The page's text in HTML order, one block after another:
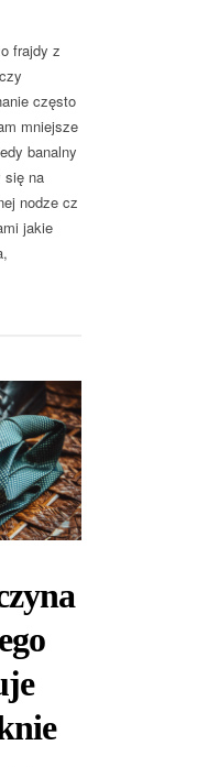
frajdy z
często
mniejsze
banalny
się na
nodze cz
jakie